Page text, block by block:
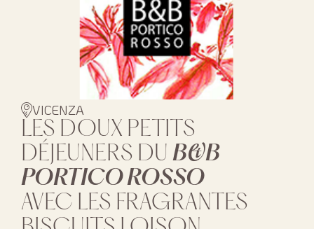
VICENZA
LES DOUX PETITS
DÉJEUNERS DU B&B
PORTICO ROSSO
AVEC LES FRAGRANTES